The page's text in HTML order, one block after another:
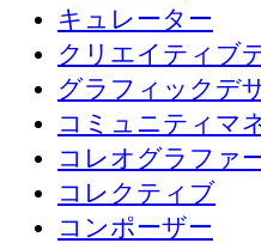
キュレーター
クリエイティブ
グラフィックデ
コミュニティマ
コレオグラファ
コレクティブ
コンポーザー